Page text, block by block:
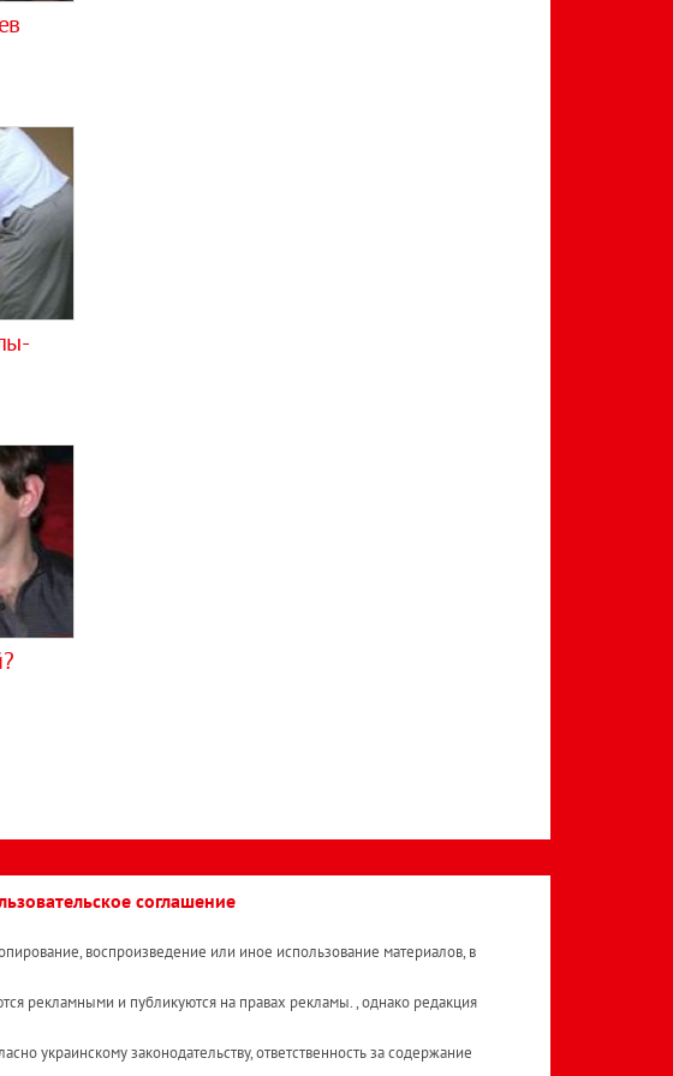
соглашение
воспроизведение или иное использование материалов, в
рекламными и публикуются на правах рекламы. , однако редакция
украинскому законодательству, ответственность за содержание